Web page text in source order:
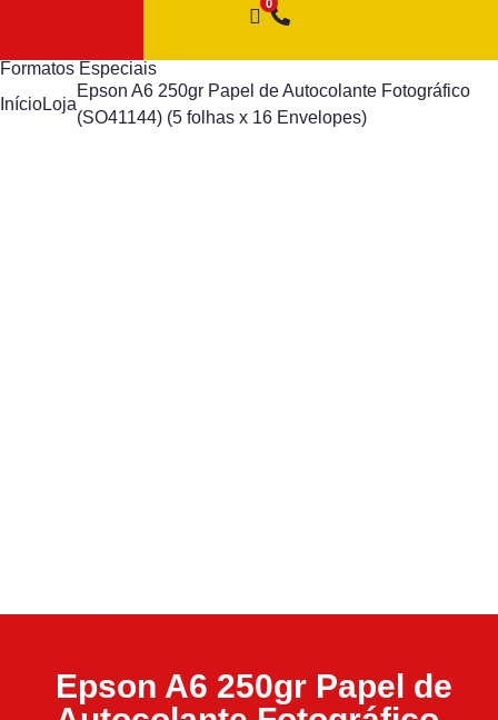
Formatos Especiais
InícioLoja
Epson A6 250gr Papel de Autocolante Fotográfico
(SO41144) (5 folhas x 16 Envelopes)
Epson A6 250gr Papel de